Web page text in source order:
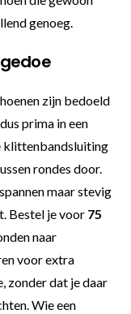
genoeg.
zijn bedoeld
prima in een
klittenbandsluiting
rondes door.
maar stevig
Bestel je voor 75
naar
voor extra
zonder dat je daar
Wie een